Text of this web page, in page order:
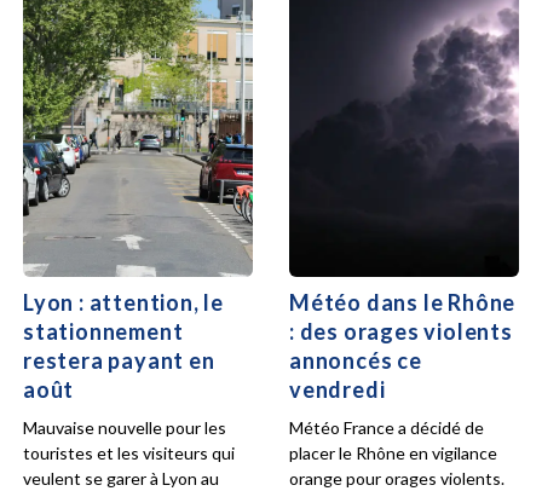
Lyon : attention, le
stationnement
restera payant en
août
Mauvaise nouvelle pour les
touristes et les visiteurs qui
veulent se garer à Lyon au
Météo dans le Rhône
: des orages violents
annoncés ce
vendredi
Météo France a décidé de
placer le Rhône en vigilance
orange pour orages violents.